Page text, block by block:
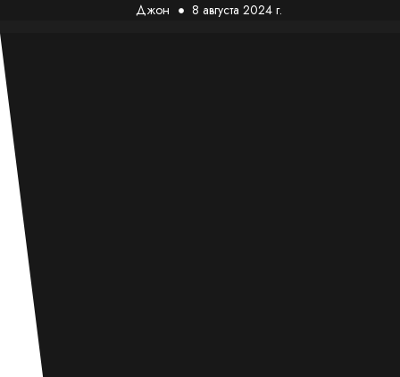
Джон 8 августа 2024 г.